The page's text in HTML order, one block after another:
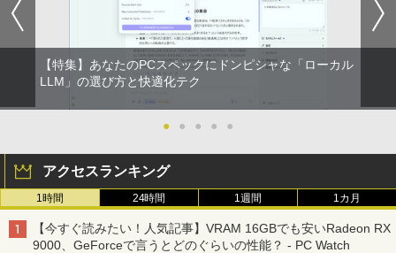
【特集】あなたのPCスペックにドンピシャな「ローカル
LLM」の選び方と快適化テク
● ● ● ● ●
アクセスランキング
1時間 24時間 1週間 1カ月
【今すぐ読みたい！人気記事】VRAM 16GBでも安いRadeon RX
9000、GeForceで言うとどのぐらいの性能？ - PC Watch